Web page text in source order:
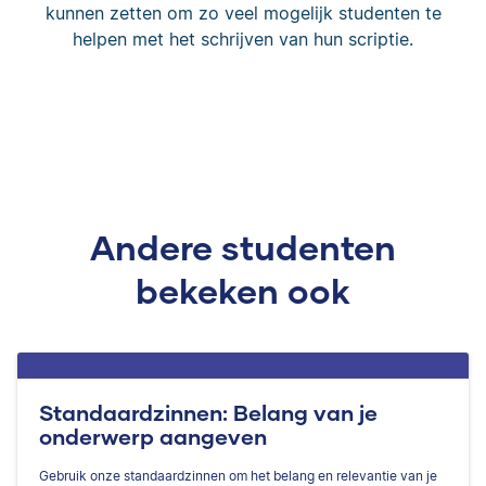
kunnen zetten om zo veel mogelijk studenten te
helpen met het schrijven van hun scriptie.
Andere studenten
bekeken ook
Standaardzinnen: Belang van je
onderwerp aangeven
Gebruik onze standaardzinnen om het belang en relevantie van je